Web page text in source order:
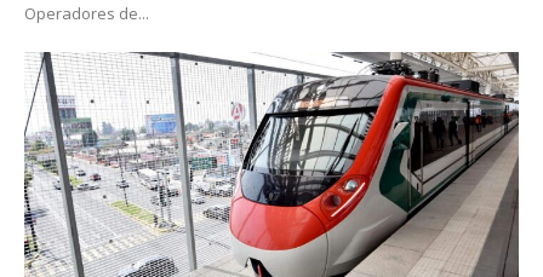
Operadores de...